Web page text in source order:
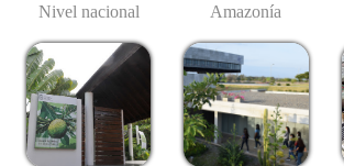
Nivel nacional Amazonía